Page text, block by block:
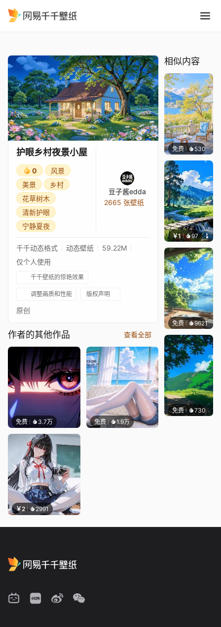
护眼乡村夜景小屋
0
风景
美景
乡村
花草树木
清新护眼
宁静夏夜
豆子酱edda
2665 张壁纸
千千动态格式 动态壁纸
59.22M
仅个人使用
千千壁纸的惊艳效果
调整画质和性能 版权声明
原创
作者的其他作品 查看全部
免费 3.7万 免费 1.9万
￥2 2991
相似内容
免费 530豆子
￥1 97 叮叮
免费 9621叮叮
免费 730好看